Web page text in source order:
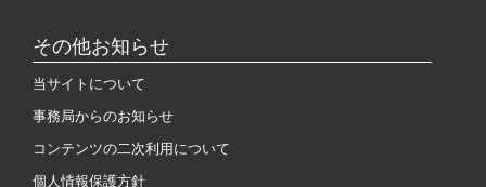
その他お知らせ
当サイトについて
事務局からのお知らせ
コンテンツの二次利用について
個人情報保護方針